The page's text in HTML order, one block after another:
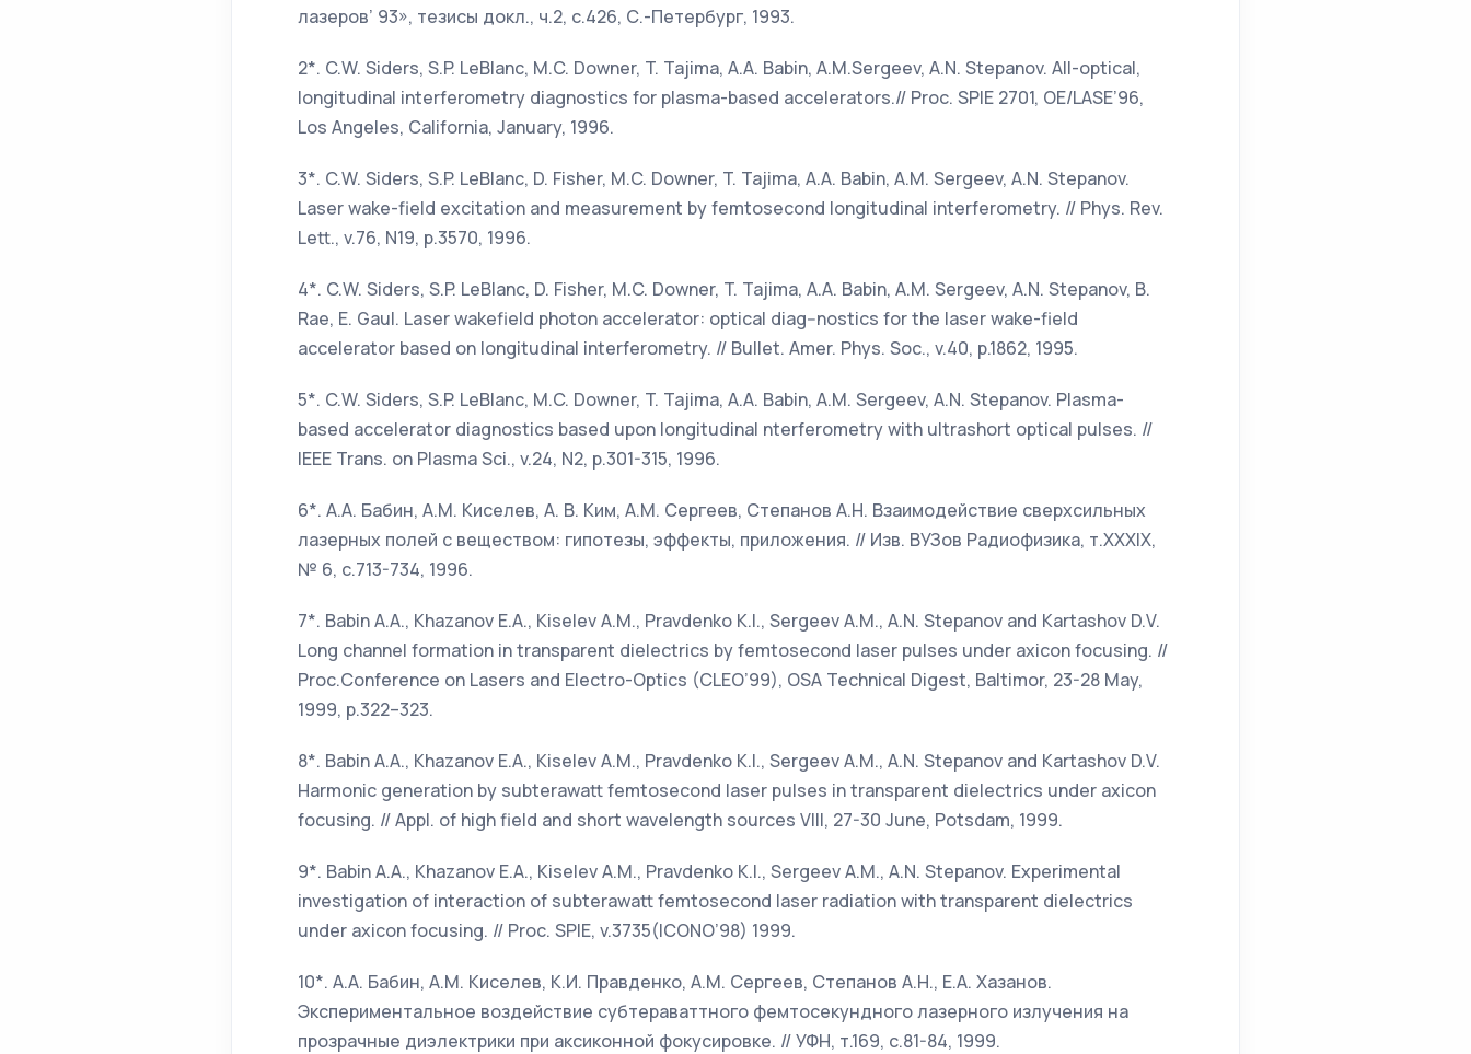
лазеров’ 93», тезисы докл., ч.2, с.426, С.-Петербург, 1993.
2*. C.W. Siders, S.P. LeBlanc, M.C. Downer, T. Tajima, A.A. Babin, A.M.Sergeev, A.N. Stepanov. All-optical,
longitudinal interferometry diagnostics for plasma-based accelerators.// Proc. SPIE 2701, OE/LASE’96,
Los Angeles, California, January, 1996.
3*. C.W. Siders, S.P. LeBlanc, D. Fisher, M.C. Downer, T. Tajima, A.A. Babin, A.M. Sergeev, A.N. Stepanov.
Laser wake-field excitation and measurement by femtosecond longitudinal interferometry. // Phys. Rev.
Lett., v.76, N19, p.3570, 1996.
4*. C.W. Siders, S.P. LeBlanc, D. Fisher, M.C. Downer, T. Tajima, A.A. Babin, A.M. Sergeev, A.N. Stepanov, B.
Rae, E. Gaul. Laser wakefield photon accelerator: optical diag--nostics for the laser wake-field
accelerator based on longitudinal interferometry. // Bullet. Amer. Phys. Soc., v.40, p.1862, 1995.
5*. C.W. Siders, S.P. LeBlanc, M.C. Downer, T. Tajima, A.A. Babin, A.M. Sergeev, A.N. Stepanov. Plasma-
based accelerator diagnostics based upon longitudinal nterferometry with ultrashort optical pulses. //
IEEE Trans. on Plasma Sci., v.24, N2, p.301-315, 1996.
6*. А.А. Бабин, А.М. Киселев, А. В. Ким, А.М. Сергеев, Степанов А.Н. Взаимодействие сверхсильных
лазерных полей с веществом: гипотезы, эффекты, приложения. // Изв. ВУЗов Радиофизика, т.XXXIX,
№ 6, с.713-734, 1996.
7*. Babin A.A., Khazanov E.A., Kiselev A.M., Pravdenko K.I., Sergeev A.M., A.N. Stepanov and Kartashov D.V.
Long channel formation in transparent dielectrics by femtosecond laser pulses under axicon focusing. //
Proc.Conference on Lasers and Electro-Optics (CLEO’99), OSA Technical Digest, Baltimor, 23-28 May,
1999, p.322–323.
8*. Babin A.A., Khazanov E.A., Kiselev A.M., Pravdenko K.I., Sergeev A.M., A.N. Stepanov and Kartashov D.V.
Harmonic generation by subterawatt femtosecond laser pulses in transparent dielectrics under axicon
focusing. // Appl. of high field and short wavelength sources VIII, 27-30 June, Potsdam, 1999.
9*. Babin A.A., Khazanov E.A., Kiselev A.M., Pravdenko K.I., Sergeev A.M., A.N. Stepanov. Experimental
investigation of interaction of subterawatt femtosecond laser radiation with transparent dielectrics
under axicon focusing. // Proc. SPIE, v.3735(ICONO’98) 1999.
10*. А.А. Бабин, А.М. Киселев, К.И. Правденко, А.М. Сергеев, Степанов А.Н., Е.А. Хазанов.
Экспериментальное воздействие субтераваттного фемтосекундного лазерного излучения на
прозрачные диэлектрики при аксиконной фокусировке. // УФН, т.169, с.81-84, 1999.